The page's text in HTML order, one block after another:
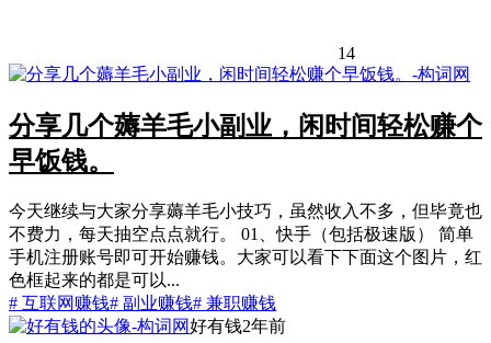
14
分享几个薅羊毛小副业，闲时间轻松赚个
早饭钱。
今天继续与大家分享薅羊毛小技巧，虽然收入不多，但毕竟也
不费力，每天抽空点点就行。 01、快手（包括极速版） 简单
手机注册账号即可开始赚钱。大家可以看下下面这个图片，红
色框起来的都是可以...
# 互联网赚钱# 副业赚钱# 兼职赚钱
好有钱2年前